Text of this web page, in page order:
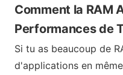
Comment la RAM
Performances de
Si tu as beaucoup de
d'applications en